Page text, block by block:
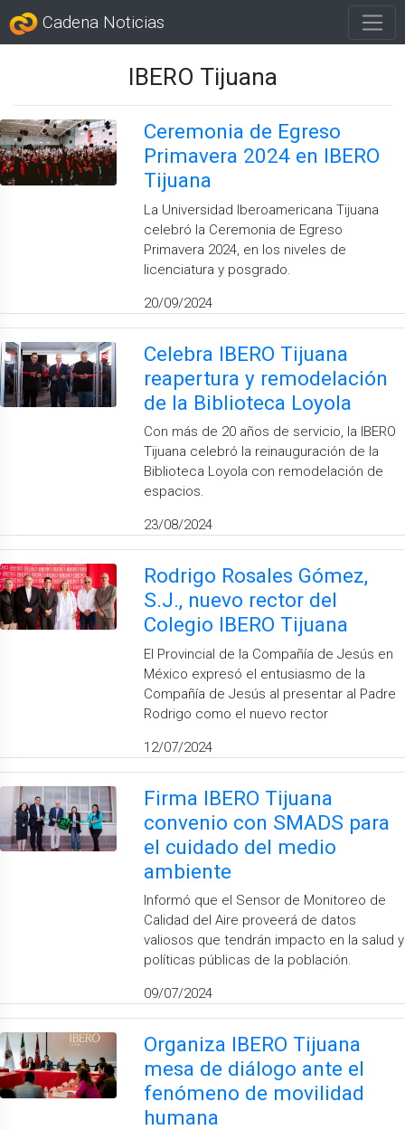
Cadena Noticias
IBERO Tijuana
Ceremonia de Egreso
Primavera 2024 en IBERO
Tijuana
La Universidad Iberoamericana Tijuana
celebró la Ceremonia de Egreso
Primavera 2024, en los niveles de
licenciatura y posgrado.
20/09/2024
Celebra IBERO Tijuana
reapertura y remodelación
de la Biblioteca Loyola
Con más de 20 años de servicio, la IBERO
Tijuana celebró la reinauguración de la
Biblioteca Loyola con remodelación de
espacios.
23/08/2024
Rodrigo Rosales Gómez,
S.J., nuevo rector del
Colegio IBERO Tijuana
El Provincial de la Compañía de Jesús en
México expresó el entusiasmo de la
Compañía de Jesús al presentar al Padre
Rodrigo como el nuevo rector
12/07/2024
Firma IBERO Tijuana
convenio con SMADS para
el cuidado del medio
ambiente
Informó que el Sensor de Monitoreo de
Calidad del Aire proveerá de datos
valiosos que tendrán impacto en la salud y
políticas públicas de la población.
09/07/2024
Organiza IBERO Tijuana
mesa de diálogo ante el
fenómeno de movilidad
humana